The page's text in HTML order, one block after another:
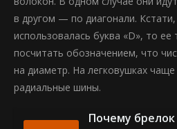
в другом — по диагонали.
использовалась буква «D», то
посчитать обозначением, что
на диаметр. На легковушках
радиальные шины.
Почему брелок